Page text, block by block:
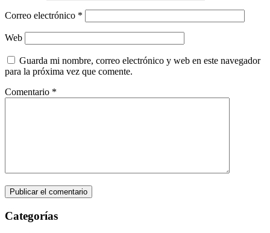
Correo electrónico *
Web
Guarda mi nombre, correo electrónico y web en este navegador
para la próxima vez que comente.
Comentario *
Categorías